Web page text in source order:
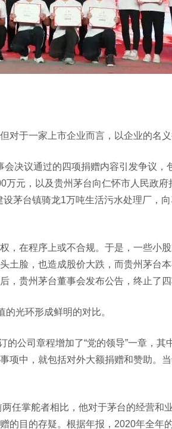
于一家上市企业而言，以企业的名义
决议通过的四项捐赠内容引发争议，
元，以及贵州茅台向仁怀市人民政
茅台镇骑龙1万吨生活污水处理厂，
，在程序上或不合规。于是，一些小
土脸，也造成股价大跌，而贵州茅台
，贵州茅台董事会发布公告，终止了四
光环形成鲜明的对比。
公司章程增加了“党的领导”一章，其
项中，就包括对外大额捐赠和赞助。
任掌舵者相比，他对于茅台的经营和
的目的存疑。根据年报，2020年全年